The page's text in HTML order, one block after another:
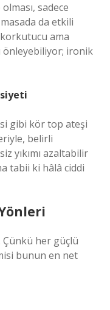
sadece
da etkili
ama
önleyebiliyor; ironik
gibi kör top ateşi
belirli
yıkımı azaltabilir
tabii ki hâlâ ciddi
Çünkü her güçlü
bunun en net